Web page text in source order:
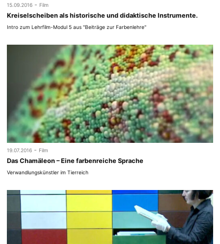
15.09.2016 - Film
Kreiselscheiben als historische und didaktische Instrumente.
Intro zum Lehrfilm-Modul 5 aus "Beiträge zur Farbenlehre"
19.07.2016 - Film
Das Chamäleon – Eine farbenreiche Sprache
Verwandlungskünstler im Tierreich